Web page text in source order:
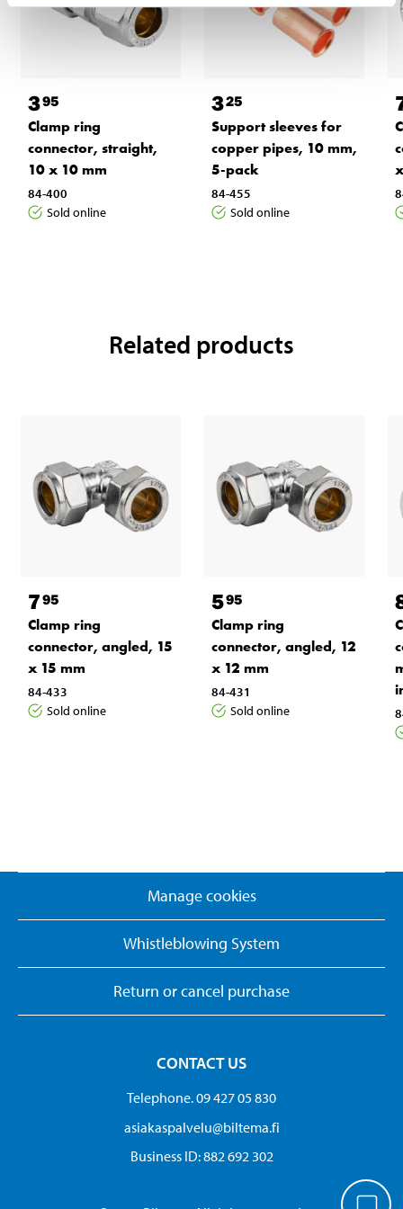
395
Clamp ring
connector, straight,
10 x 10 mm
84-400
Sold online
325
Support sleeves for
copper pipes, 10 mm,
5-pack
84-455
Sold online
Related products
795
Clamp ring
connector, angled, 15
x 15 mm
84-433
Sold online
595
Clamp ring
connector, angled, 12
x 12 mm
84-431
Sold online
Manage cookies
Whistleblowing System
Return or cancel purchase
CONTACT US
Telephone. 09 427 05 830
asiakaspalvelu@biltema.fi
Business ID:​ 882 692 302